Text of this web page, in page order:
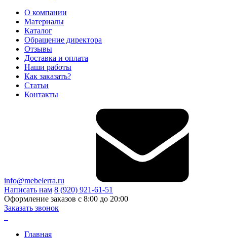
О компании
Материалы
Каталог
Обращение директора
Отзывы
Доставка и оплата
Наши работы
Как заказать?
Статьи
Контакты
info@mebelerra.ru
Написать нам 8 (920) 921-61-51
Оформление заказов с 8:00 до 20:00
Заказать звонок
Главная